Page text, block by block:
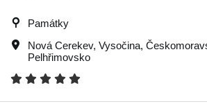
Památky
Nová Cerekev, Vysočina,
Pelhřimovsko